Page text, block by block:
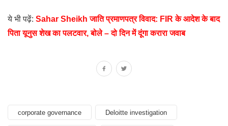
ये भी पढ़ें: Sahar Sheikh जाति प्रमाणपत्र विवाद: FIR के आदेश के बाद
पिता यूनुस शेख का पलटवार, बोले – दो दिन में दूंगा करारा जवाब
corporate governance Deloitte investigation